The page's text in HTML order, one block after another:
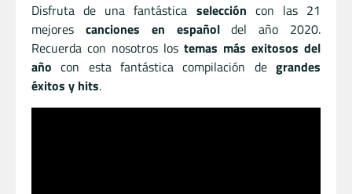
Disfruta de una fantástica selección con las 21
mejores canciones en españoldel año 2020.
Recuerda con nosotros los temas más exitosos del
añocon esta fantástica compilación degrandes
éxitos y hits.